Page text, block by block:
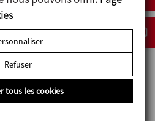
peut être livré avec un
le produit 1.4404 (AISI 316L)
Refuser
tous les cookies